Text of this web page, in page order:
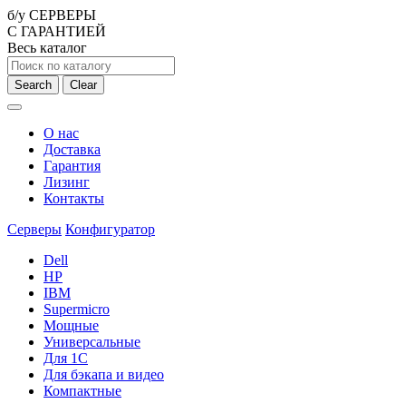
б/у СЕРВЕРЫ
С ГАРАНТИЕЙ
Весь каталог
Search Clear
О нас
Доставка
Гарантия
Лизинг
Контакты
Серверы Конфигуратор
Dell
HP
IBM
Supermicro
Мощные
Универсальные
Для 1С
Для бэкапа и видео
Компактные